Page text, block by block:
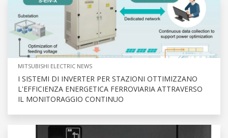
MITSUBISHI ELECTRIC NEWS
I SISTEMI DI INVERTER PER STAZIONI OTTIMIZZANO
L'EFFICIENZA ENERGETICA FERROVIARIA ATTRAVERSO
IL MONITORAGGIO CONTINUO